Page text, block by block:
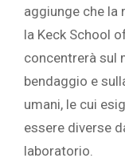
aggiunge che la
la Keck School
concentrerà sul
bendaggio e
umani, le cui
essere diverse
laboratorio.